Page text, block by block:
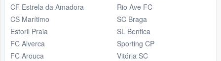
CF Estrela da Amadora
CS Marítimo
Estoril Praia
FC Alverca
FC Arouca
Rio Ave FC
SC Braga
SL Benfica
Sporting CP
Vitória SC